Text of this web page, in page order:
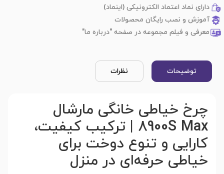
دارای نماد اعتماد الکترونیکی (اینماد)
آموزش و نصب رایگان محصولات
معرفی و فیلم مجموعه در صفحه "درباره ما"
توضیحات نظرات
چرخ خیاطی خانگی مارشال
8900S Max | ترکیب کیفیت،
کارایی و تنوع دوخت برای
خیاطی حرفه‌ای در منزل